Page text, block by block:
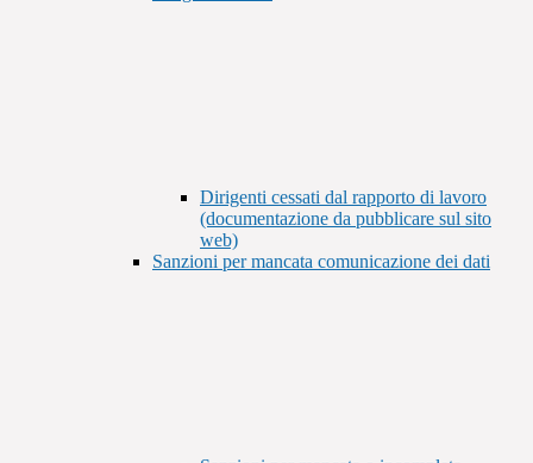
Dirigenti cessati dal rapporto di lavoro
(documentazione da pubblicare sul sito
web)
Sanzioni per mancata comunicazione dei dati